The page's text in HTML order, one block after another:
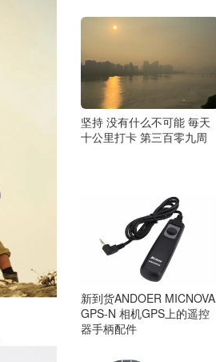
坚持 没有什么不可能 毎天
十公里打卡 第三百零九周
新到货ANDOER MICNOVA
GPS-N 相机GPS上的遥控
器手柄配件